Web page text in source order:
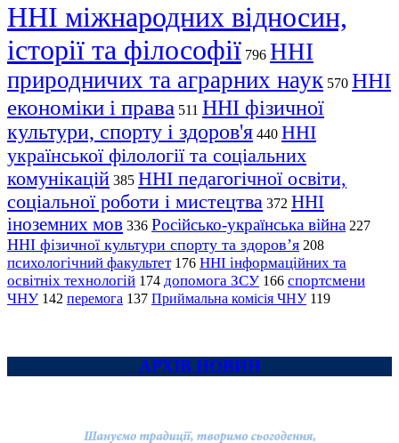
ННІ міжнародних відносин,
історії та філософії 796 ННІ
природничих та аграрних наук 570 ННІ
економіки і права 511 ННІ фізичної
культури, спорту і здоров'я 440 ННІ
української філології та соціальних
комунікацій 385 ННІ педагогічної освіти,
соціальної роботи і мистецтва 372 ННІ
іноземних мов 336 Російсько-українська війна 227
ННІ фізичної культури спорту та здоров’я 208
психологічний факультет 176 ННІ інформаційних та
освітніх технологій 174 допомога ЗСУ 166 спортсмени
ЧНУ 142 перемога 137 Приймальна комісія ЧНУ 119
АРХІВ НОВИН